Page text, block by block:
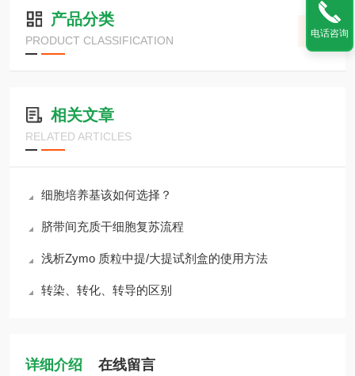
产品分类
PRODUCT CLASSIFICATION
相关文章
RELATED ARTICLES
细胞培养基该如何选择？
脐带间充质干细胞复苏流程
浅析Zymo 质粒中提/大提试剂盒的使用方法
转染、转化、转导的区别
详细介绍 在线留言
电话咨询